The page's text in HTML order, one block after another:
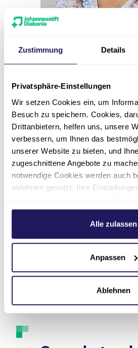
Zustimmung Details
Privatsphäre-Einstellungen
Wir setzen Cookies ein, um
Besuch zu speichern. Cookies,
Drittanbietern, helfen uns, unsere
verbessern, um Ihnen das
unserer Website zu bieten, und
zugeschnittene Angebote zu
notwendige Cookies werden auch
ablehnen gesetzt. Ihre
Weitere Informationen hierzu
.
Alle zulassen
Anpassen
Ablehnen
Sekretariat
Janine Friedrich
Evangelisches
Gerhardt Stift | Klinik
Medizin III (Kardiologie
Angiologie)
03491 50-2601
Unser Team